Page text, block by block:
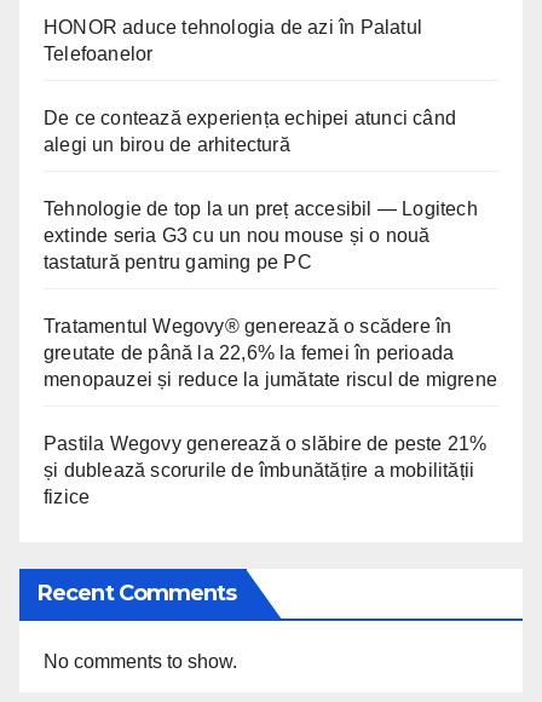
HONOR aduce tehnologia de azi în Palatul
Telefoanelor
De ce contează experiența echipei atunci când
alegi un birou de arhitectură
Tehnologie de top la un preț accesibil — Logitech
extinde seria G3 cu un nou mouse și o nouă
tastatură pentru gaming pe PC
Tratamentul Wegovy® generează o scădere în
greutate de până la 22,6% la femei în perioada
menopauzei și reduce la jumătate riscul de migrene
Pastila Wegovy generează o slăbire de peste 21%
și dublează scorurile de îmbunătățire a mobilității
fizice
Recent Comments
No comments to show.